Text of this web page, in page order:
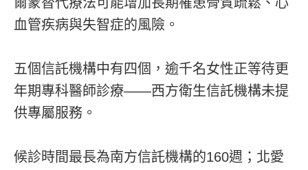
血管疾病與失智症的風險。
五個信託機構中有四個，逾千名女性正等待更
年期專科醫師診療——西方衛生信託機構未提
供專屬服務。
候診時間最長為南方信託機構的160週；北愛